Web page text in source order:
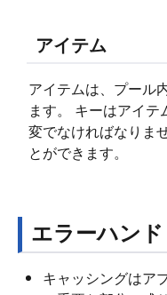
アイテム
アイテムは、プール
ます。 キーはアイ
変でなければなりま
とができます。
エラーハン
キャッシングはア